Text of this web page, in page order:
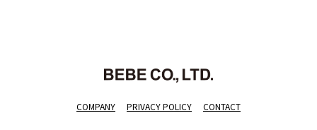
COMPANY PRIVACY POLICY CONTACT